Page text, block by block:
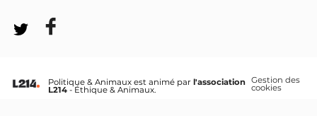
Politique & Animaux est animé parl'association
L214 - Éthique & Animaux.
Gestion des
cookies